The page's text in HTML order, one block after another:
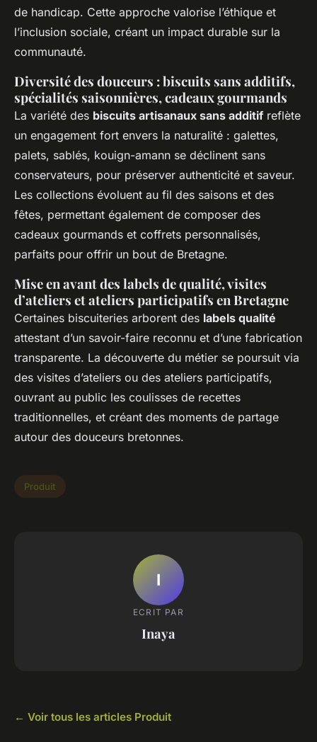
de handicap. Cette approche valorise l’éthique et
l’inclusion sociale, créant un impact durable sur la
communauté.
Diversité des douceurs : biscuits sans additifs,
spécialités saisonnières, cadeaux gourmands
La variété des biscuits artisanaux sans additif reflète
un engagement fort envers la naturalité : galettes,
palets, sablés, kouign-amann se déclinent sans
conservateurs, pour préserver authenticité et saveur.
Les collections évoluent au fil des saisons et des
fêtes, permettant également de composer des
cadeaux gourmands et coffrets personnalisés,
parfaits pour offrir un bout de Bretagne.
Mise en avant des labels de qualité, visites
d’ateliers et ateliers participatifs en Bretagne
Certaines biscuiteries arborent des labels qualité
attestant d’un savoir-faire reconnu et d’une fabrication
transparente. La découverte du métier se poursuit via
des visites d’ateliers ou des ateliers participatifs,
ouvrant au public les coulisses de recettes
traditionnelles, et créant des moments de partage
autour des douceurs bretonnes.
Produit
I
ECRIT PAR
Inaya
← Voir tous les articles Produit